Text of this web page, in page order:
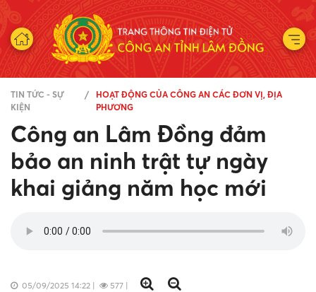
TIN TỨC - SỰ
KIỆN
HOẠT ĐỘNG CỦA CÔNG AN CÁC ĐƠN VỊ, ĐỊA
PHƯƠNG
Công an Lâm Đồng đảm
bảo an ninh trật tự ngày
khai giảng năm học mới
05/09/2025 14:22 | 577 |